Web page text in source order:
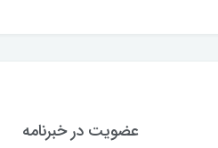
عضویت در خبرنامه